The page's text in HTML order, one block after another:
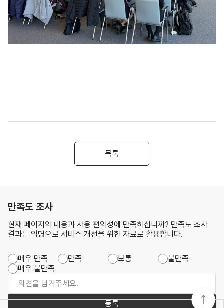
목록
만족도 조사
현재 페이지의 내용과 사용 편의성에 만족하십니까? 만족도 조사
결과는 익명으로 서비스 개선을 위한 자료로 활용합니다.
매우 만족 만족 보통
불만족
매우 불만족
등록